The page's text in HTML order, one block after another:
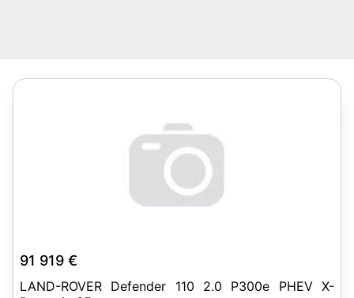
91 919 €
LAND-ROVER Defender 110 2.0 P300e PHEV X-